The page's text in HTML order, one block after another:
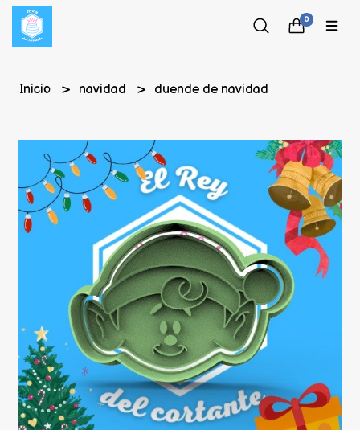
0
Inicio navidad duende de navidad